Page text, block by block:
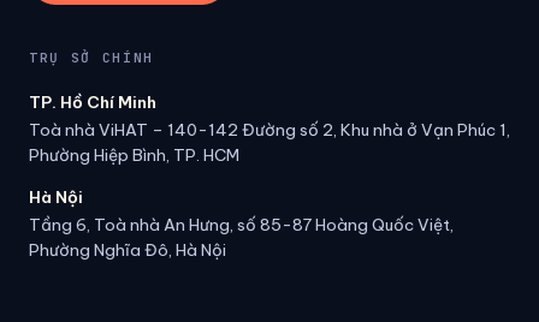
TRỤ SỞ CHÍNH
TP. Hồ Chí Minh
Toà nhà ViHAT – 140-142 Đường số 2, Khu nhà ở Vạn Phúc 1,
Phường Hiệp Bình, TP. HCM
Hà Nội
Tầng 6, Toà nhà An Hưng, số 85-87 Hoàng Quốc Việt,
Phường Nghĩa Đô, Hà Nội